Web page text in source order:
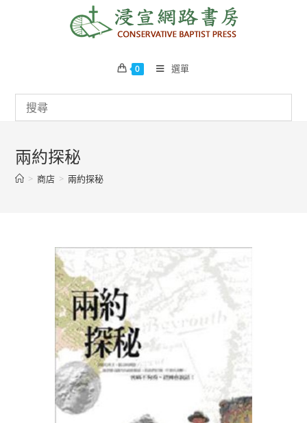
0 選單
兩約探秘
> 商店 > 兩約探秘